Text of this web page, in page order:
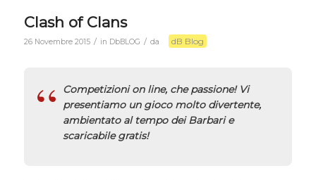
Clash of Clans
26 Novembre 2015 / in DbBLOG / da dB Blog
Competizioni on line, che passione! Vi
presentiamo un gioco molto divertente,
ambientato al tempo dei Barbari e
scaricabile gratis!